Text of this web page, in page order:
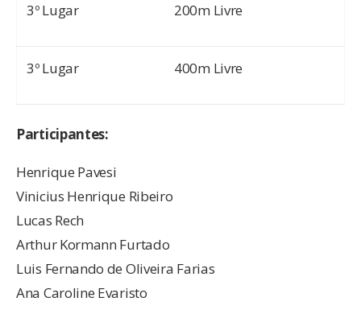
3º Lugar 200m Livre
3º Lugar 400m Livre
Participantes:
Henrique Pavesi
Vinicius Henrique Ribeiro
Lucas Rech
Arthur Kormann Furtado
Luis Fernando de Oliveira Farias
Ana Caroline Evaristo